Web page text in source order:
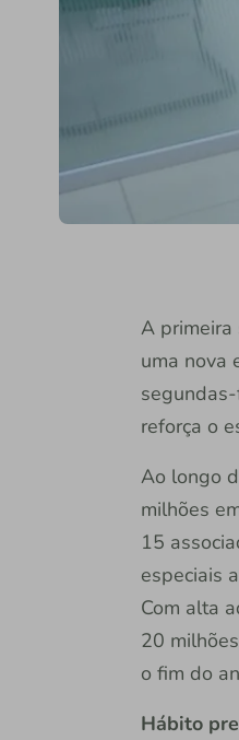
A primeira
uma nova
reforça o
Ao longo
milhões
15
especiais
Com alta
20
o fim do
Hábito